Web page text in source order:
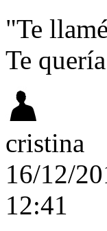
"Te
Te
cristina
16/12/
12:41